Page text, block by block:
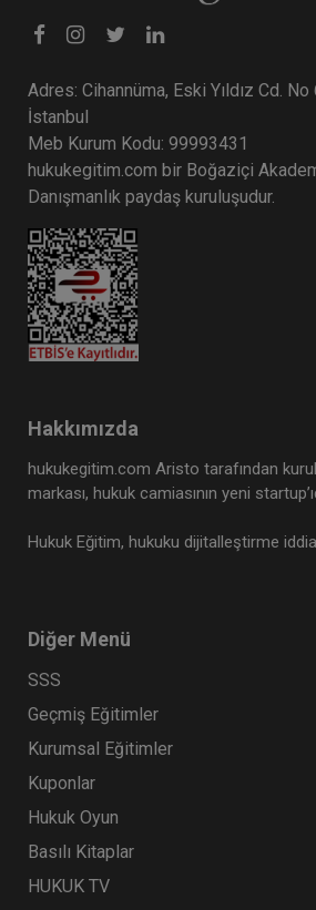
Adres: Cihannüma, Eski Yıldız Cd.
İstanbul
Meb Kurum Kodu: 99993431
hukukegitim.com bir Boğaziçi
Danışmanlık paydaş kuruluşudur.
Hakkımızda
hukukegitim.com Aristo tarafından
markası, hukuk camiasının yeni
Hukuk Eğitim, hukuku dijitalleştirme
Diğer Menü
SSS
Geçmiş Eğitimler
Kurumsal Eğitimler
Kuponlar
Hukuk Oyun
Basılı Kitaplar
HUKUK TV